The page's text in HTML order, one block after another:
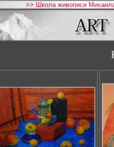
>> Школа живописи